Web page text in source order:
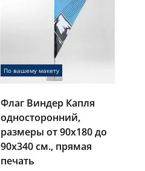
По вашему макету
Флаг Виндер Капля
односторонний,
размеры от 90х180 до
90х340 см., прямая
печать